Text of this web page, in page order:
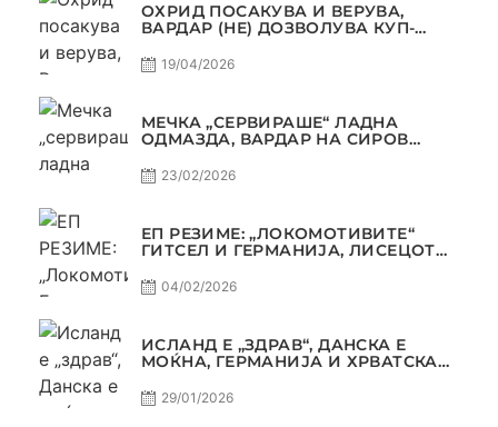
ОХРИД ПОСАКУВА И ВЕРУВА,
ВАРДАР (НЕ) ДОЗВОЛУВА КУП-
19/04/2026
МЕЧКА „СЕРВИРАШЕ“ ЛАДНА
ОДМАЗДА, ВАРДАР НА СИРОВ
АВТОКОМАНДА
23/02/2026
ЕП РЕЗИМЕ: „ЛОКОМОТИВИТЕ“
ГИТСЕЛ И ГЕРМАНИЈА, ЛИСЕЦОТ
04/02/2026
ИСЛАНД Е „ЗДРАВ“, ДАНСКА Е
МОЌНА, ГЕРМАНИЈА И ХРВАТСКА
29/01/2026